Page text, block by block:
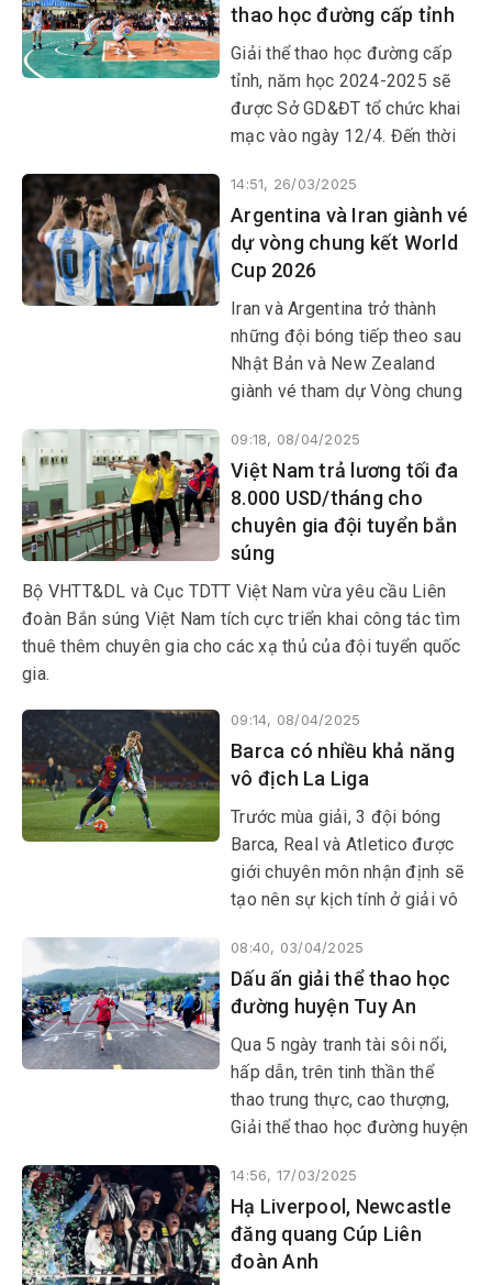
thao học đường cấp tỉnh
Giải thể thao học đường cấp
tỉnh, năm học 2024-2025 sẽ
được Sở GD&ĐT tổ chức khai
mạc vào ngày 12/4. Đến thời
bị đã sẵn sàng.
14:51, 26/03/2025
Argentina và Iran giành vé
dự vòng chung kết World
Cup 2026
Iran và Argentina trở thành
những đội bóng tiếp theo sau
Nhật Bản và New Zealand
giành vé tham dự Vòng chung
Mỹ.
09:18, 08/04/2025
Việt Nam trả lương tối đa
8.000 USD/tháng cho
chuyên gia đội tuyển bắn
súng
Bộ VHTT&DL và Cục TDTT Việt Nam vừa yêu cầu Liên
đoàn Bắn súng Việt Nam tích cực triển khai công tác tìm
thuê thêm chuyên gia cho các xạ thủ của đội tuyển quốc
gia.
09:14, 08/04/2025
Barca có nhiều khả năng
vô địch La Liga
​​​​​​​Trước mùa giải, 3 đội bóng
Barca, Real và Atletico được
giới chuyên môn nhận định sẽ
tạo nên sự kịch tính ở giải vô
Tuy nhiên, hiện tại Barca đang
nắm nhiều lợi thế và nhiều khả
năng vô địch mùa giải năm
nay.
08:40, 03/04/2025
Dấu ấn giải thể thao học
đường huyện Tuy An
Qua 5 ngày tranh tài sôi nổi,
hấp dẫn, trên tinh thần thể
thao trung thực, cao thượng,
Giải thể thao học đường huyện
đã thành công, để lại ấn tượng
tốt đẹp trong lòng khán giả
đến xem cổ vũ.
14:56, 17/03/2025
Hạ Liverpool, Newcastle
đăng quang Cúp Liên
đoàn Anh